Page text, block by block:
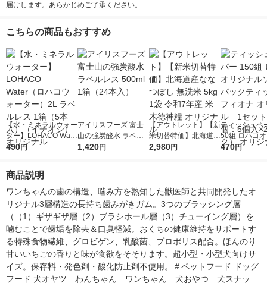
届けします。あらかじめご了承ください。
こちらの商品もおすすめ
【水・ミネラルウォー
ター】LOHACO Wate
r（ロハコウォータ
シ） オリジナル
490円
アイリスフーズ 富士
山の強炭酸水 ラベル
レス 500ml 1箱（24
1,420円
【アウトレット】【新
米切替特価】北海道産
ななつぼし 無洗米 5k
2,980円
ティッシュペ
50組 ロハコ
ルソフトパッ
オリジナル
470円
商品説明
ワンちゃんの歯の構造、噛み方を熟知した獣医師と共同開発したオ
リジナル3層構造の長持ち歯みがきガム。3つのブラッシング層
（（1）ギザギザ層（2）ブラシホール層（3）チューイング層）を
噛むことで歯垢を除去＆口臭軽減。おくちの健康維持をサポートす
る特殊食物繊維、グロビゲン、乳酸菌、プロポリス配合。ほんのり
甘いいちごの香りと味が食欲をそそります。超小型・小型犬向けサ
イズ。保存料・発色剤・酸化防止剤不使用。＃ペットフード ドッグ
フード 犬オヤツ　わんちゃん　ワンちゃん　犬おやつ　犬スナッ